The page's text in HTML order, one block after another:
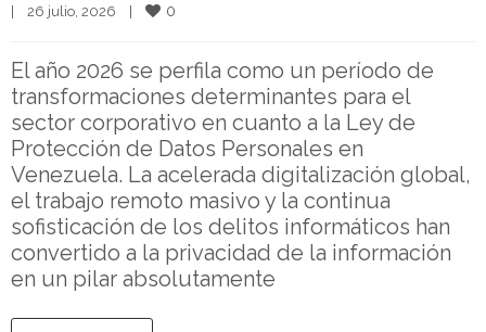
|
26 julio, 2026 | 0
El año 2026 se perfila como un período de
transformaciones determinantes para el
sector corporativo en cuanto a la Ley de
Protección de Datos Personales en
Venezuela. La acelerada digitalización global,
el trabajo remoto masivo y la continua
sofisticación de los delitos informáticos han
convertido a la privacidad de la información
en un pilar absolutamente